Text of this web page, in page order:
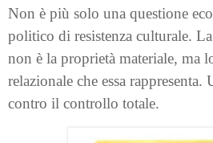
Non è più solo una questione
politico di resistenza culturale.
non è la proprietà materiale, ma
relazionale che essa
contro il controllo totale.